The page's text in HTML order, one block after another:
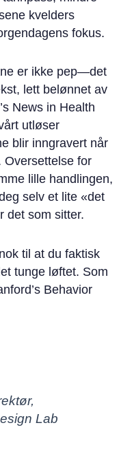
kvelders
fokus.
er ikke pep—det
lett belønnet av
News in Health
utløser
blir inngravert når
Oversettelse for
lille handlingen,
selv et lite «det
det som sitter.
til at du faktisk
tunge løftet. Som
Behavior
Lab